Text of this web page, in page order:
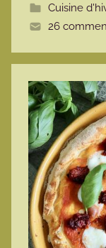
Cuisine
26